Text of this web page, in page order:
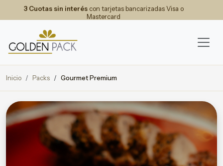
3 Cuotas sin interéscon tarjetas bancarizadas Visa o
Mastercard
Inicio Packs Gourmet Premium